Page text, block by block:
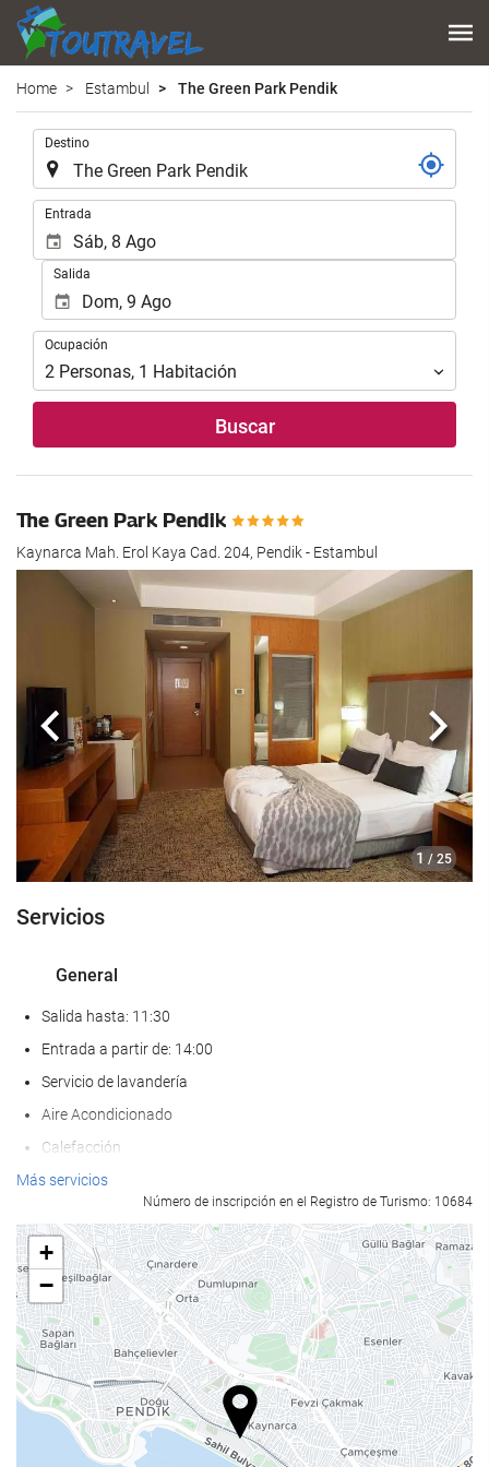
Home Estambul The Green Park Pendik
Destino
Entrada
Salida
Ocupación
Ocupación
2 Personas, 1 Habitación
Buscar
The Green Park Pendik
Kaynarca Mah. Erol Kaya Cad. 204, Pendik - Estambul
1 / 25
Anterior
Servicios
General
Salida hasta: 11:30
Entrada a partir de: 14:00
Servicio de lavandería
Aire Acondicionado
Calefacción
Ascensor
Adaptado para personas con movilidad reducida
Habitaciones No fumadores
Hotel no fumadores
Zona de fumadores
Habitaciones insonorizadas
No admite mascotas
Bienestar
Más servicios
Número de inscripción en el Registro de Turismo: 10684
+
−